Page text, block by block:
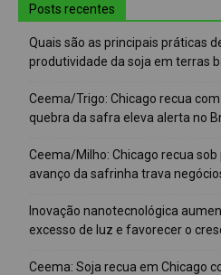
Posts recentes
Quais são as principais práticas
produtividade da soja em terras
Ceema/Trigo: Chicago recua
quebra da safra eleva alerta no
Ceema/Milho: Chicago recua sob
avanço da safrinha trava
Inovação nanotecnológica
excesso de luz e favorecer o
Ceema: Soja recua em Chicago